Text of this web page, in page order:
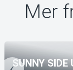
Mer
SUNNY SIDE